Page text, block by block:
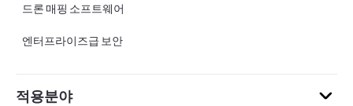
드론 매핑 소프트웨어
엔터프라이즈급 보안
적용분야